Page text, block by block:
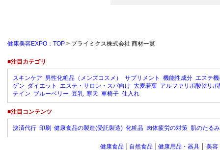
健康美容EXPO：TOP > プライミクス株式会社 商材一覧
■注目カテゴリ
スキンケア 男性化粧品（メンズコスメ） サプリメント 機能性成分 エステ
ゲン ダイエット エステ・サロン・スパ向け 大麦若葉 アルファリポ酸(αリポ
テイン ブルーベリー 豆乳 寒天 車椅子 仕入れ
■注目コンテンツ
決済代行 印刷 健康食品の製造(受託製造) 化粧品 肉体疲労の対策 肌のたる
健康食品 自然食品 健康用品・器具 美容